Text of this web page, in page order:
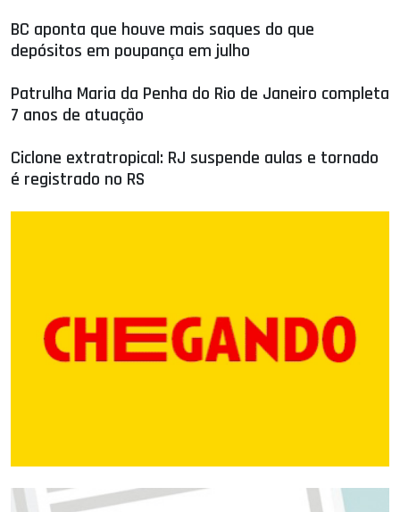
BC aponta que houve mais saques do que
depósitos em poupança em julho
Patrulha Maria da Penha do Rio de Janeiro completa
7 anos de atuação
Ciclone extratropical: RJ suspende aulas e tornado
é registrado no RS